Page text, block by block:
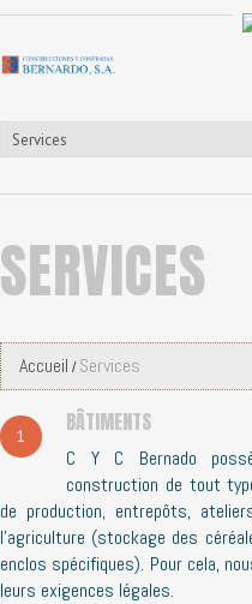
SERVICES
Accueil Services
1
BÂTIMENTS
C Y C Bernado
construction de tout
de production, entrepôts,
l’agriculture (stockage des
enclos spécifiques). Pour cela,
leurs exigences légales.